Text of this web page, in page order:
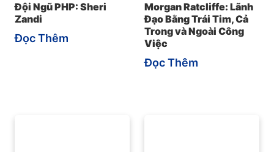
Đội Ngũ PHP: Sheri
Zandi
Đọc Thêm
Morgan Ratcliffe: Lãnh
Đạo Bằng Trái Tim, Cả
Trong và Ngoài Công
Việc
Đọc Thêm